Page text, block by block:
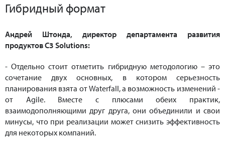
Гибридный формат
Андрей Штонда, директор департамента развития
продуктов C3 Solutions:
- Отдельно стоит отметить гибридную методологию – это
сочетание двух основных, в котором серьезность
планирования взята от Waterfall, а возможность изменений -
от Agile. Вместе с плюсами обеих практик,
взаимодополняющими друг друга, они объединили и свои
минусы, что при реализации может снизить эффективность
для некоторых компаний.